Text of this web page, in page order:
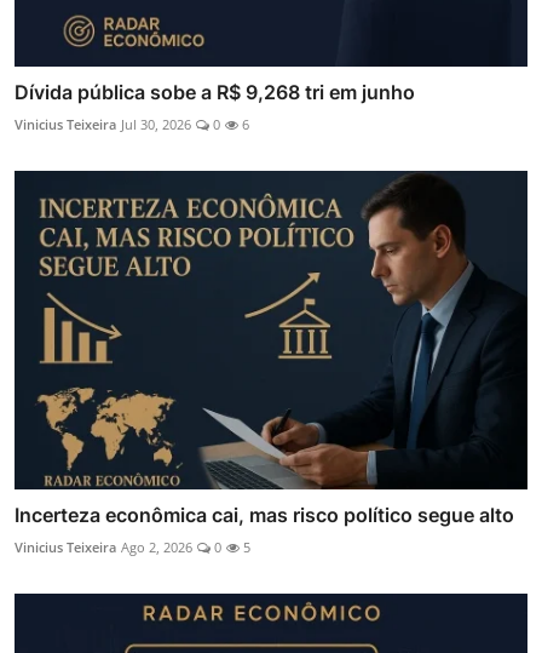
Dívida pública sobe a R$ 9,268 tri em junho
Vinicius Teixeira Jul 30, 2026 0 6
Incerteza econômica cai, mas risco político segue alto
Vinicius Teixeira Ago 2, 2026 0 5